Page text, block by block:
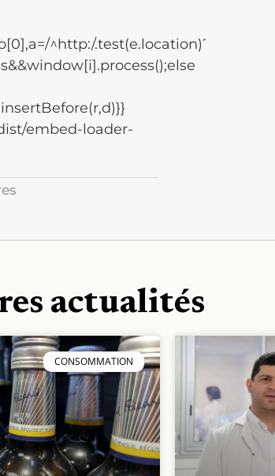
^http:/.test(e.location)? »http: »:
embed-loader-
actualités
CONSOMMATION